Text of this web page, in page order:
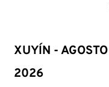
XUYÍN - AGOSTO
2026